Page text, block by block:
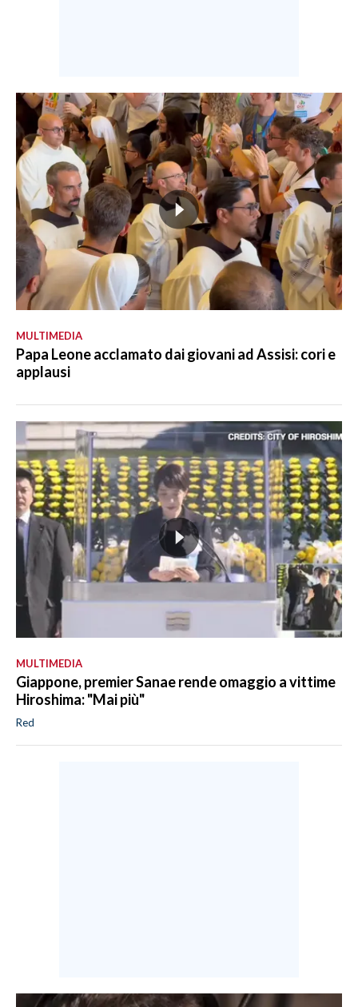
MULTIMEDIA
Papa Leone acclamato dai giovani ad Assisi: cori e
applausi
MULTIMEDIA
Giappone, premier Sanae rende omaggio a vittime
Hiroshima: "Mai più"
Red